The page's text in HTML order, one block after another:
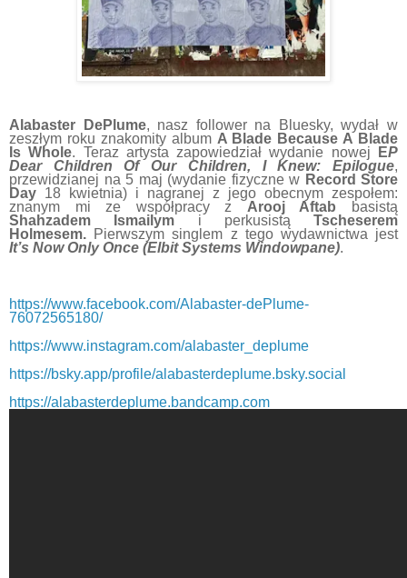
Alabaster DePlume, nasz follower na Bluesky, wydał w
zeszłym roku znakomity album A Blade Because A Blade
Is Whole. Teraz artysta zapowiedział wydanie nowej EP
Dear Children Of Our Children, I Knew: Epilogue,
przewidzianej na 5 maj (wydanie fizyczne w Record Store
Day 18 kwietnia) i nagranej z jego obecnym zespołem:
znanym mi ze współpracy z Arooj Aftab basistą
Shahzadem Ismailym i perkusistą Tscheserem
Holmesem. Pierwszym singlem z tego wydawnictwa jest
It’s Now Only Once (Elbit Systems Windowpane).
https://www.facebook.com/Alabaster-dePlume-
76072565180/
https://www.instagram.com/alabaster_deplume
https://bsky.app/profile/alabasterdeplume.bsky.social
https://alabasterdeplume.bandcamp.com